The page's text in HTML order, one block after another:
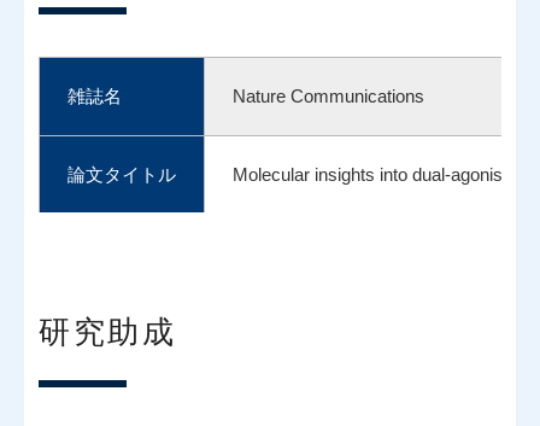
雑誌名 Nature Communications
論文タイトル Molecular insights into dual-agonism
研究助成